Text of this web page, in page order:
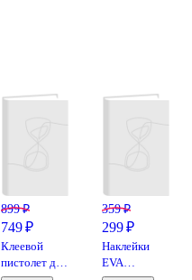
899 ₽
749 ₽
Клеевой
пистолет для
359 ₽
299 ₽
Наклейки
EVA